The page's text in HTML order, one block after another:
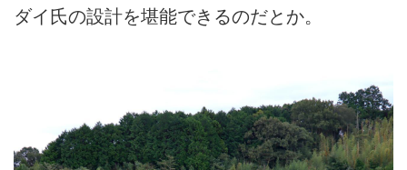
ダイ氏の設計を堪能できるのだとか。